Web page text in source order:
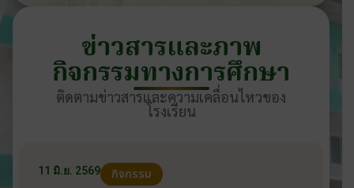
ข่าวสารและภาพ
กิจกรรมทางการศึกษา
ติดตามข่าวสารและความเคลื่อนไหวของ
โรงเรียน
11 มิ.ย. 2569 กิจกรรม